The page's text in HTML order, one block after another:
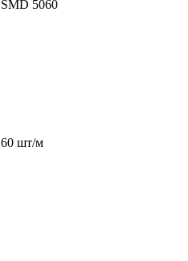
SMD 5060
60 шт/м